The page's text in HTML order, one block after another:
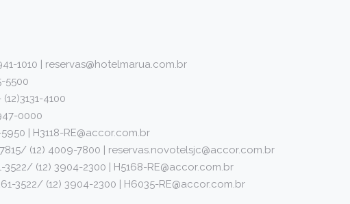
1010 | reservas@hotelmarua.com.br
5500
4100
0000
| H3118-RE@accor.com.br
(12) 4009-7800 | reservas.novotelsjc@accor.com.br
3522/ (12) 3904-2300 | H5168-RE@accor.com.br
3522/ (12) 3904-2300 | H6035-RE@accor.com.br